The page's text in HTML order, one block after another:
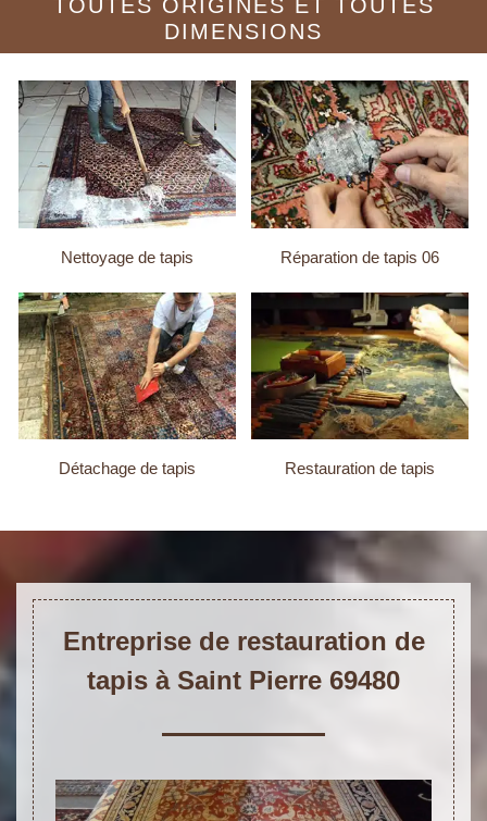
TOUTES ORIGINES ET TOUTES
DIMENSIONS
Nettoyage de tapis Réparation de tapis 06
Détachage de tapis Restauration de tapis
Entreprise de restauration de
tapis à Saint Pierre 69480